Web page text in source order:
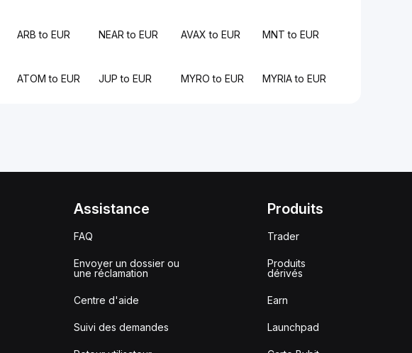
ARB to EUR NEAR to EUR AVAX to EUR MNT to EUR
ATOM to EUR JUP to EUR MYRO to EUR MYRIA to EUR
Assistance
FAQ
Envoyer un dossier ou
une réclamation
Centre d'aide
Suivi des demandes
Produits
Trader
Produits
dérivés
Earn
Launchpad